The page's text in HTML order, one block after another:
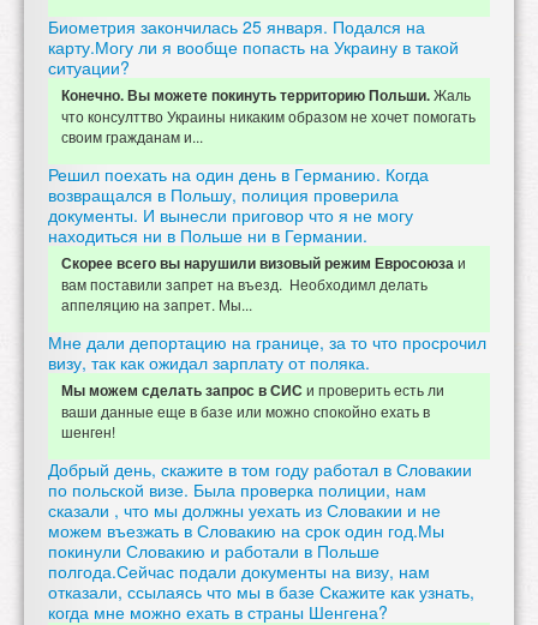
Биометрия закончилась 25 января. Подался на
карту.Могу ли я вообще попасть на Украину в такой
ситуации?
Конечно. Вы можете покинуть территорию Польши.Жаль
что консулттво Украины никаким образом не хочет помогать
своим гражданам и...
Решил поехать на один день в Германию. Когда
возвращался в Польшу, полиция проверила
документы. И вынесли приговор что я не могу
находиться ни в Польше ни в Германии.
Скорее всего вы нарушили визовый режим Евросоюзаи
вам поставили запрет на въезд. Необходимл делать
аппеляцию на запрет. Мы...
Мне дали депортацию на границе, за то что просрочил
визу, так как ожидал зарплату от поляка.
Мы можем сделать запрос в СИСи проверить есть ли
ваши данные еще в базе или можно спокойно ехать в
шенген!
Добрый день, скажите в том году работал в Словакии
по польской визе. Была проверка полиции, нам
сказали , что мы должны уехать из Словакии и не
можем въезжать в Словакию на срок один год.Мы
покинули Словакию и работали в Польше
полгода.Сейчас подали документы на визу, нам
отказали, ссылаясь что мы в базе Скажите как узнать,
когда мне можно ехать в страны Шенгена?